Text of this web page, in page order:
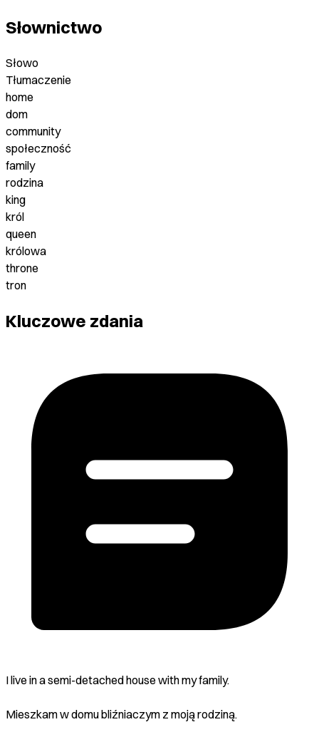
Słownictwo
Słowo
Tłumaczenie
home
dom
community
społeczność
family
rodzina
king
król
queen
królowa
throne
tron
Kluczowe zdania
I live in a semi-detached house with my family.
Mieszkam w domu bliźniaczym z moją rodziną.